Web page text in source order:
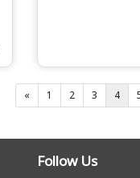
« 1 2 3 4
Follow Us